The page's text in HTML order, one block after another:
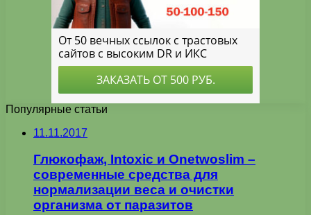
Популярные статьи
11.11.2017
Глюкофаж, Intoxic и Onetwoslim –
современные средства для
нормализации веса и очистки
организма от паразитов